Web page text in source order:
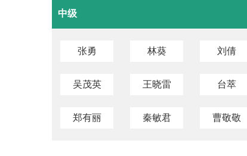
中级
张勇 林葵 刘倩
吴茂英 王晓雷 台萃
郑有丽 秦敏君 曹敬敬